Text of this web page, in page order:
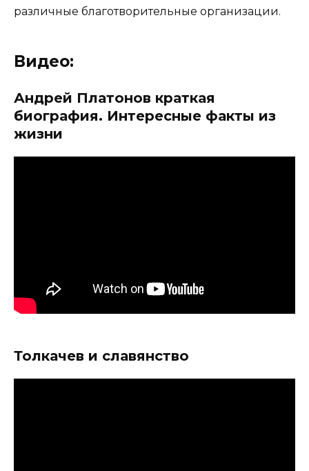
различные благотворительные организации.
Видео:
Андрей Платонов краткая
биография. Интересные факты из
жизни
Толкачев и славянство